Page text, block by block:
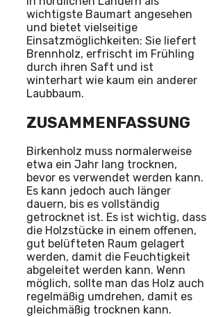
wichtigste Baumart angesehen
und bietet vielseitige
Einsatzmöglichkeiten: Sie liefert
Brennholz, erfrischt im Frühling
durch ihren Saft und ist
winterhart wie kaum ein anderer
Laubbaum.
ZUSAMMENFASSUNG
Birkenholz muss normalerweise
etwa ein Jahr lang trocknen,
bevor es verwendet werden kann.
Es kann jedoch auch länger
dauern, bis es vollständig
getrocknet ist. Es ist wichtig, dass
die Holzstücke in einem offenen,
gut belüfteten Raum gelagert
werden, damit die Feuchtigkeit
abgeleitet werden kann. Wenn
möglich, sollte man das Holz auch
regelmäßig umdrehen, damit es
gleichmäßig trocknen kann.